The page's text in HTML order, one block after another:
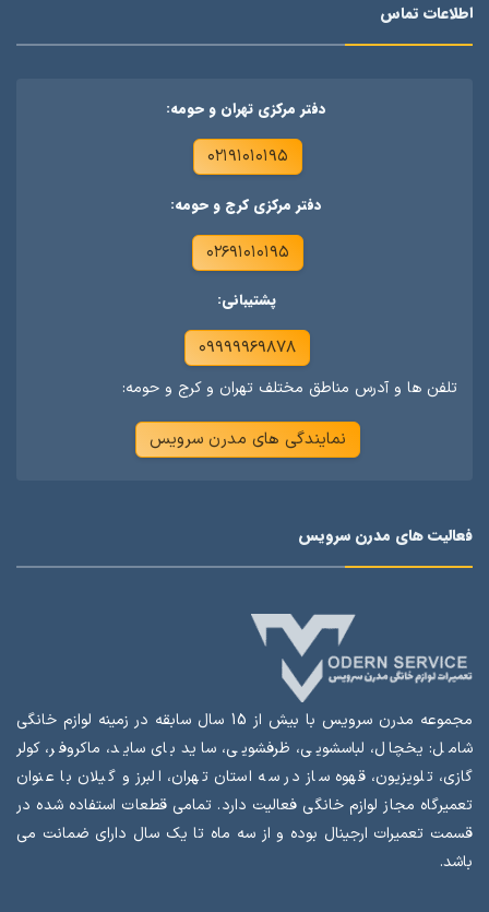
اطلاعات تماس
دفتر مرکزی تهران و حومه:
۰۲۱۹۱۰۱۰۱۹۵
دفتر مرکزی کرج و حومه:
۰۲۶۹۱۰۱۰۱۹۵
پشتیبانی:
۰۹۹۹۹۹۶۹۸۷۸
تلفن ها و آدرس مناطق مختلف تهران و کرج و حومه:
نمایندگی های مدرن سرویس
فعالیت های مدرن سرویس
مجموعه مدرن سرویس با بیش از 15 سال سابقه در زمینه لوازم خانگی
شامل: یخچال، لباسشویی، ظرفشویی، ساید بای ساید، ماکروفر، کولر
گازی، تلویزیون، قهوه ساز در سه استان تهران، البرز و گیلان با عنوان
تعمیرگاه مجاز لوازم خانگی فعالیت دارد. تمامی قطعات استفاده شده در
قسمت تعمیرات ارجینال بوده و از سه ماه تا یک سال دارای ضمانت می
باشد.